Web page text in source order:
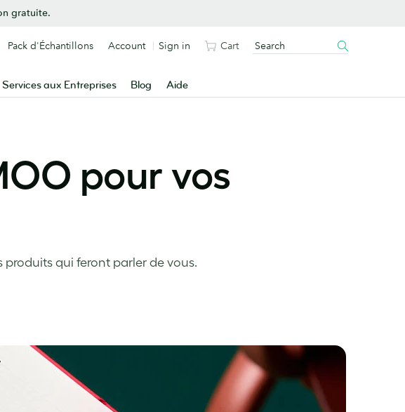
gratuite.
Services aux Entreprises Blog Aide
Pack d'Échantillons Account Sign in Cart
pour vos
produits qui feront parler de vous.